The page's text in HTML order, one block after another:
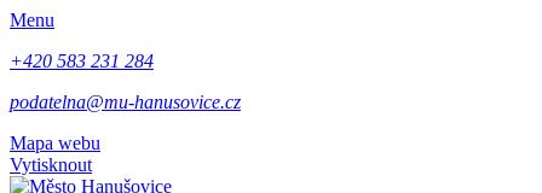
Menu
+420 583 231 284
podatelna@mu-hanusovice.cz
Mapa webu
Vytisknout